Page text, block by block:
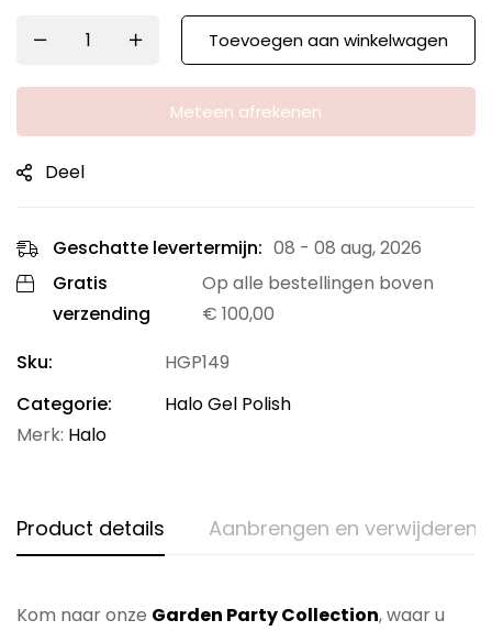
Toevoegen aan winkelwagen
Meteen afrekenen
Deel
Geschatte levertermijn: 08 - 08 aug, 2026
Gratis
verzending
Op alle bestellingen boven
€ 100,00
Sku:
HGP149
Categorie:
Halo Gel Polish
Merk: Halo
Product details Aanbrengen en verwijderen
Kom naar onze Garden Party Collection, waar u